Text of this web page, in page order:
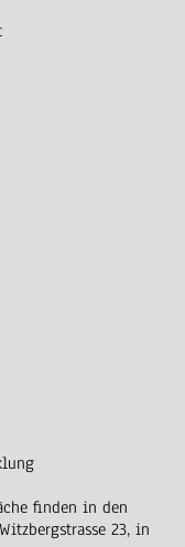
finden in den
23, in